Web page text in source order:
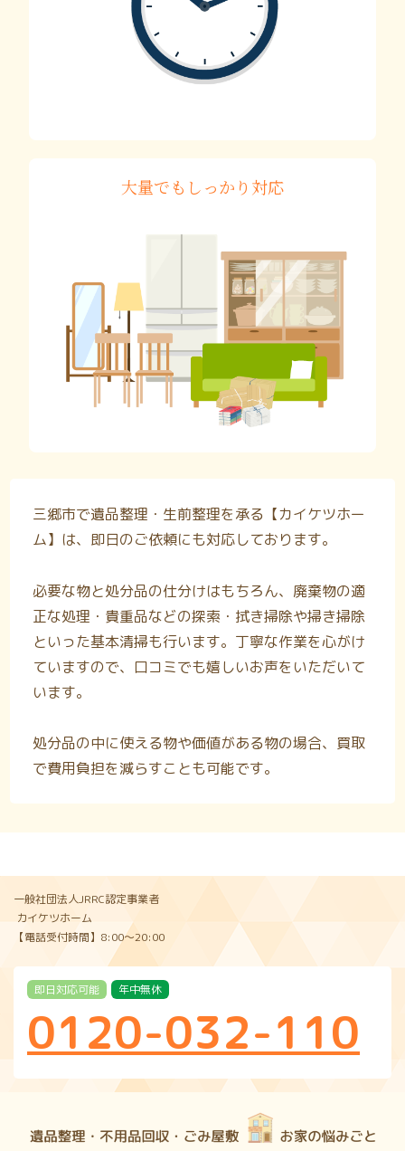
大量でもしっかり対応
三郷市で遺品整理・生前整理を承る【カイケツホー
ム】は、即日のご依頼にも対応しております。
必要な物と処分品の仕分けはもちろん、廃棄物の適
正な処理・貴重品などの探索・拭き掃除や掃き掃除
といった基本清掃も行います。丁寧な作業を心がけ
ていますので、口コミでも嬉しいお声をいただいて
います。
処分品の中に使える物や価値がある物の場合、買取
で費用負担を減らすことも可能です。
一般社団法人JRRC認定事業者
カイケツホーム
【電話受付時間】8:00〜20:00
即日対応可能 年中無休
0120-032-110